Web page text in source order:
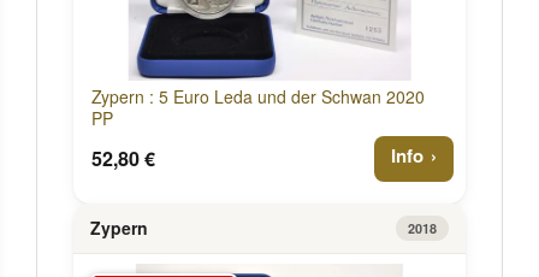
Zypern : 5 Euro Leda und der Schwan 2020
PP
52,80 € Info
Zypern 2018